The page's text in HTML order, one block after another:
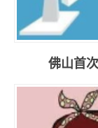
佛山首